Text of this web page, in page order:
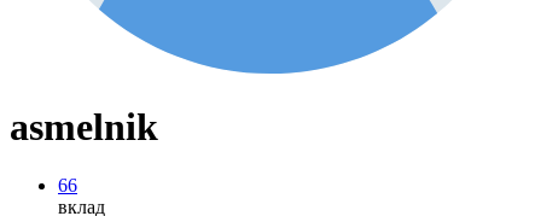
asmelnik
66
вклад